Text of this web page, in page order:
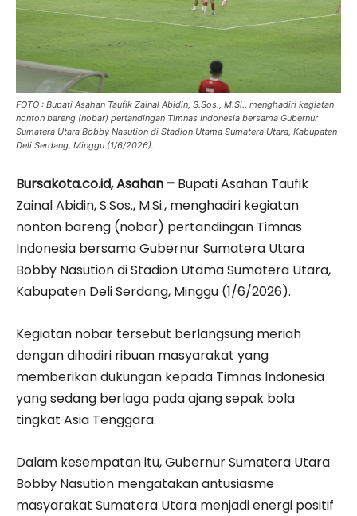
FOTO : Bupati Asahan Taufik Zainal Abidin, S.Sos., M.Si., menghadiri kegiatan
nonton bareng (nobar) pertandingan Timnas Indonesia bersama Gubernur
Sumatera Utara Bobby Nasution di Stadion Utama Sumatera Utara, Kabupaten
Deli Serdang, Minggu (1/6/2026).
Bursakota.co.id, Asahan – Bupati Asahan Taufik
Zainal Abidin, S.Sos., M.Si., menghadiri kegiatan
nonton bareng (nobar) pertandingan Timnas
Indonesia bersama Gubernur Sumatera Utara
Bobby Nasution di Stadion Utama Sumatera Utara,
Kabupaten Deli Serdang, Minggu (1/6/2026).
Kegiatan nobar tersebut berlangsung meriah
dengan dihadiri ribuan masyarakat yang
memberikan dukungan kepada Timnas Indonesia
yang sedang berlaga pada ajang sepak bola
tingkat Asia Tenggara.
Dalam kesempatan itu, Gubernur Sumatera Utara
Bobby Nasution mengatakan antusiasme
masyarakat Sumatera Utara menjadi energi positif